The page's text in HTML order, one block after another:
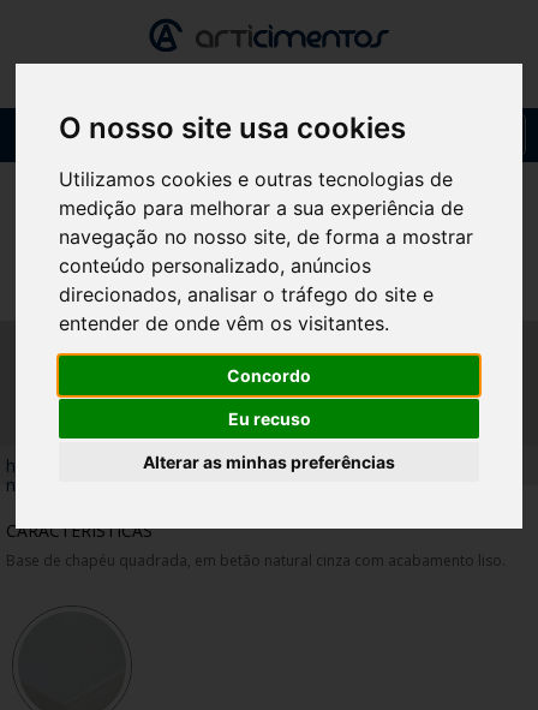
O nosso site usa cookies
Utilizamos cookies e outras tecnologias de
medição para melhorar a sua experiência de
navegação no nosso site, de forma a mostrar
conteúdo personalizado, anúncios
direcionados, analisar o tráfego do site e
entender de onde vêm os visitantes.
Concordo
Eu recuso
Alterar as minhas preferências
BASE DE CHAPÉU SUEVO
NATURAL CINZA
home /bases de chapéu/base de chapéu suevo
natural cinza
CARACTERÍSTICAS
Base de chapéu quadrada, em betão natural cinza com acabamento liso.